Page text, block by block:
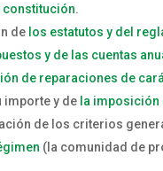
.
de los estatutos y del
y de las cuentas
de reparaciones de
importe y de la
de los criterios
(la comunidad de